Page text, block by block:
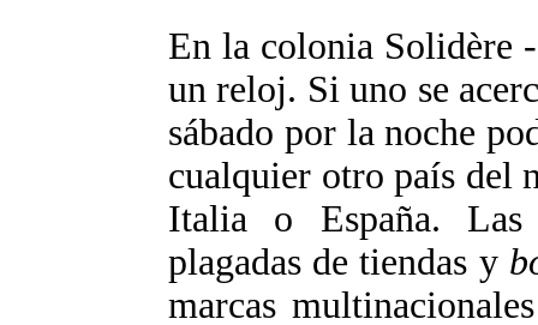
En la colonia Solidère
un reloj. Si uno se
sábado por la noche
cualquier otro país del
Italia o España. Las
plagadas de tiendas y
marcas